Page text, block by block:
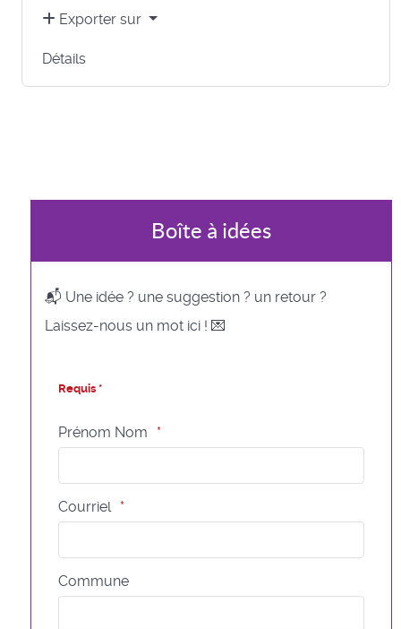
Exporter sur
Détails
Boîte à idées
📬 Une idée ? une suggestion ? un retour ?
Laissez-nous un mot ici ! 💌
Requis *
Prénom Nom
Courriel
Commune